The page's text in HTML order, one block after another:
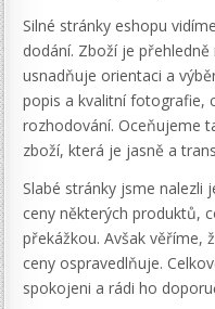
Silné stránky eshopu
dodání. Zboží je
usnadňuje orientaci a
popis a kvalitní fotografie,
rozhodování. Oceňujeme
zboží, která je jasně a
Slabé stránky jsme nalezli
ceny některých produktů,
překážkou. Avšak věříme,
ceny ospravedlňuje.
spokojeni a rádi ho